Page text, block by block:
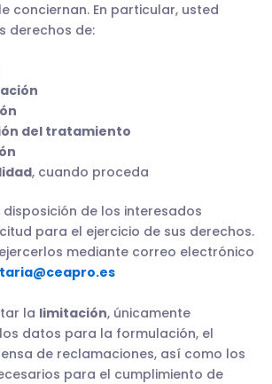
conciernan. En particular, usted
derechos de:
del tratamiento
, cuando proceda
disposición de los interesados
para el ejercicio de sus derechos.
mediante correo electrónico
la limitación, únicamente
datos para la formulación, el
de reclamaciones, así como los
para el cumplimiento de